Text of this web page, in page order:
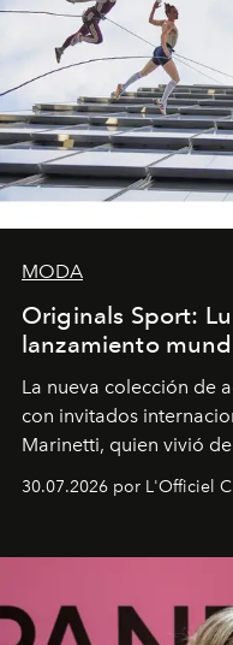
MODA
Originals Sport:
lanzamiento
La nueva colección de
con invitados
Marinetti, quien vivió
fusiona moda y
30.07.2026 por L'Officiel